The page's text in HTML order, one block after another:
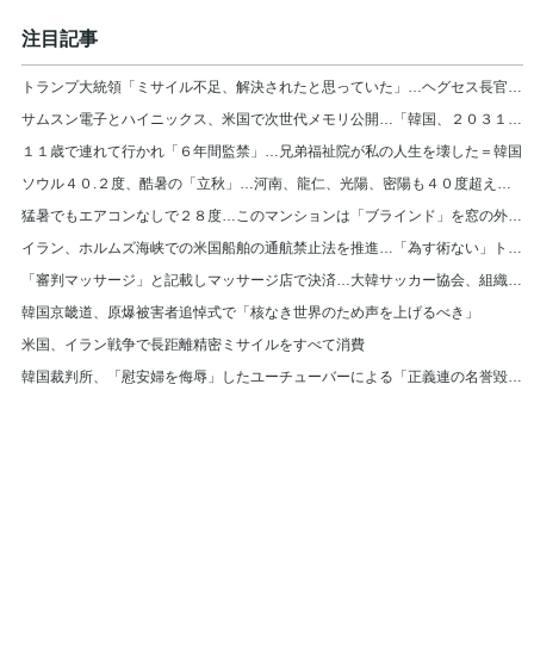
注目記事
１１歳で連れて行かれ「６年間監禁」…兄弟福祉院が私の人生を壊した＝韓国
猛暑でもエアコンなしで２８度…このマンションは「ブラインド」を窓の外に設置＝韓国
韓国京畿道、原爆被害者追悼式で「核なき世界のため声を上げるべき」
米国、イラン戦争で長距離精密ミサイルをすべて消費
韓国裁判所、「慰安婦を侮辱」したユーチューバーによる「正義連の名誉毀損」認める